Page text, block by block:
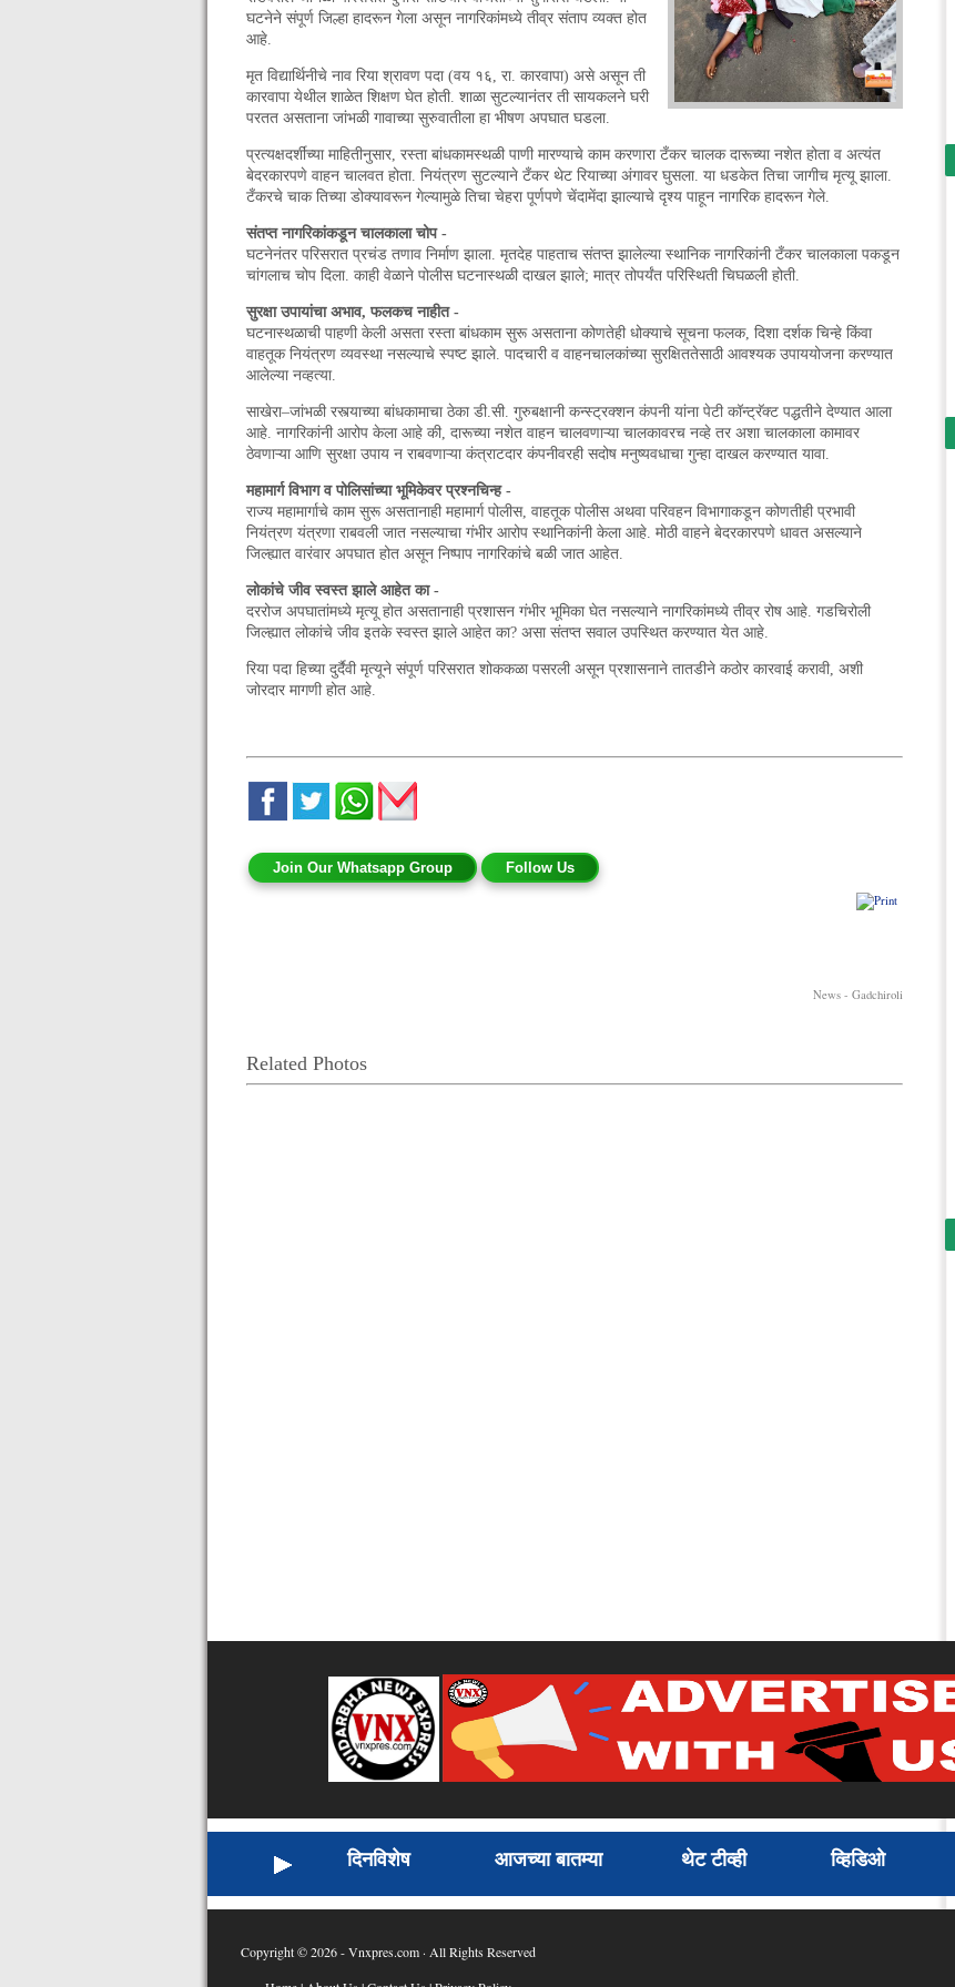
घटनेने संपूर्ण जिल्हा हादरून गेला असून नागरिकांमध्ये तीव्र संताप व्यक्त होत
आहे.
मृत विद्यार्थिनीचे नाव रिया श्रावण पदा (वय १६, रा. कारवापा) असे असून ती
कारवापा येथील शाळेत शिक्षण घेत होती. शाळा सुटल्यानंतर ती सायकलने घरी
परतत असताना जांभळी गावाच्या सुरुवातीला हा भीषण अपघात घडला.
प्रत्यक्षदर्शींच्या माहितीनुसार, रस्ता बांधकामस्थळी पाणी मारण्याचे काम करणारा टँकर चालक दारूच्या नशेत होता व अत्यंत
बेदरकारपणे वाहन चालवत होता. नियंत्रण सुटल्याने टँकर थेट रियाच्या अंगावर घुसला. या धडकेत तिचा जागीच मृत्यू झाला.
टँकरचे चाक तिच्या डोक्यावरून गेल्यामुळे तिचा चेहरा पूर्णपणे चेंदामेंदा झाल्याचे दृश्य पाहून नागरिक हादरून गेले.
संतप्त नागरिकांकडून चालकाला चोप -
घटनेनंतर परिसरात प्रचंड तणाव निर्माण झाला. मृतदेह पाहताच संतप्त झालेल्या स्थानिक नागरिकांनी टँकर चालकाला पकडून
चांगलाच चोप दिला. काही वेळाने पोलीस घटनास्थळी दाखल झाले; मात्र तोपर्यंत परिस्थिती चिघळली होती.
सुरक्षा उपायांचा अभाव, फलकच नाहीत -
घटनास्थळाची पाहणी केली असता रस्ता बांधकाम सुरू असताना कोणतेही धोक्याचे सूचना फलक, दिशा दर्शक चिन्हे किंवा
वाहतूक नियंत्रण व्यवस्था नसल्याचे स्पष्ट झाले. पादचारी व वाहनचालकांच्या सुरक्षिततेसाठी आवश्यक उपाययोजना करण्यात
आलेल्या नव्हत्या.
साखेरा–जांभळी रस्त्याच्या बांधकामाचा ठेका डी.सी. गुरुबक्षानी कन्स्ट्रक्शन कंपनी यांना पेटी कॉन्ट्रॅक्ट पद्धतीने देण्यात आला
आहे. नागरिकांनी आरोप केला आहे की, दारूच्या नशेत वाहन चालवणाऱ्या चालकावरच नव्हे तर अशा चालकाला कामावर
ठेवणाऱ्या आणि सुरक्षा उपाय न राबवणाऱ्या कंत्राटदार कंपनीवरही सदोष मनुष्यवधाचा गुन्हा दाखल करण्यात यावा.
महामार्ग विभाग व पोलिसांच्या भूमिकेवर प्रश्नचिन्ह -
राज्य महामार्गाचे काम सुरू असतानाही महामार्ग पोलीस, वाहतूक पोलीस अथवा परिवहन विभागाकडून कोणतीही प्रभावी
नियंत्रण यंत्रणा राबवली जात नसल्याचा गंभीर आरोप स्थानिकांनी केला आहे. मोठी वाहने बेदरकारपणे धावत असल्याने
जिल्ह्यात वारंवार अपघात होत असून निष्पाप नागरिकांचे बळी जात आहेत.
लोकांचे जीव स्वस्त झाले आहेत का -
दररोज अपघातांमध्ये मृत्यू होत असतानाही प्रशासन गंभीर भूमिका घेत नसल्याने नागरिकांमध्ये तीव्र रोष आहे. गडचिरोली
जिल्ह्यात लोकांचे जीव इतके स्वस्त झाले आहेत का? असा संतप्त सवाल उपस्थित करण्यात येत आहे.
रिया पदा हिच्या दुर्दैवी मृत्यूने संपूर्ण परिसरात शोककळा पसरली असून प्रशासनाने तातडीने कठोर कारवाई करावी, अशी
जोरदार मागणी होत आहे.
Join Our Whatsapp Group Follow Us
News - Gadchiroli
Related Photos
दिनविशेष आजच्या बातम्या थेट टीव्ही व्हिडिओ
Copyright © 2026 - Vnxpres.com · All Rights Reserved